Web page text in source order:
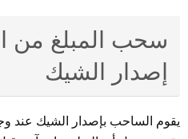
سحب المبلغ من
إصدار الشيك
يقوم الساحب بإصدار الشيك عند